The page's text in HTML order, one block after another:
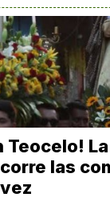
Teocelo!
las